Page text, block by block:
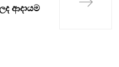
ආදායම